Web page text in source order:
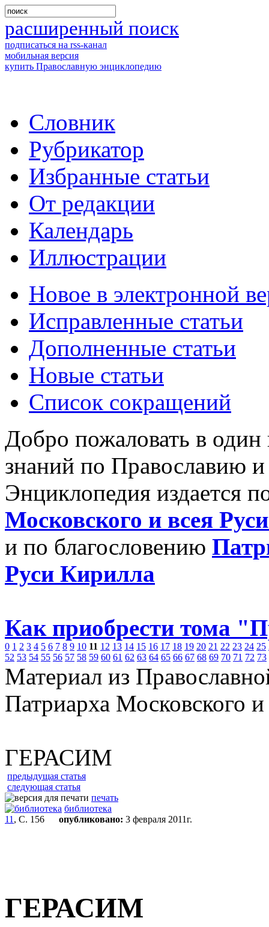
расширенный поиск
подписаться на rss-канал
мобильная версия
купить Православную энциклопедию
Словник
Рубрикатор
Избранные статьи
От редакции
Календарь
Иллюстрации
Новое в электронной
Исправленные статьи
Дополненные статьи
Новые статьи
Список сокращений
Добро пожаловать в
знаний по Православию
Энциклопедия издается
Московского и всея
и по благословению
Руси Кирилла
Как приобрести тома
0 1 2 3 4 5 6 7 8 9 10 11 12 13 14 15 16 17 18 19 20 21 22 23 24 25
52 53 54 55 56 57 58 59 60 61 62 63 64 65 66 67 68 69 70 71 72 73
Материал из
Патриарха Московского
ГЕРАСИМ
предыдущая статья
следующая статья
печать
библиотека
11 , С. 156 опубликовано: 3 февраля 2011г.
ГЕРАСИМ